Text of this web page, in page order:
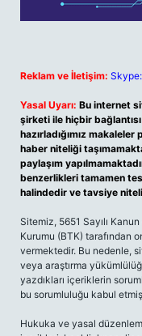
Reklam ve İletişim:
Yasal Uyarı: Bu internet
şirketi ile hiçbir
hazırladığımız
haber niteliği
paylaşım
benzerlikleri tamamen
halindedir ve tavsiye
Sitemiz, 5651 Sayılı
Kurumu (BTK) tarafından
vermektedir. Bu nedenle,
veya araştırma
yazdıkları içeriklerin
bu sorumluluğu kabul etmiş
Hukuka ve yasal